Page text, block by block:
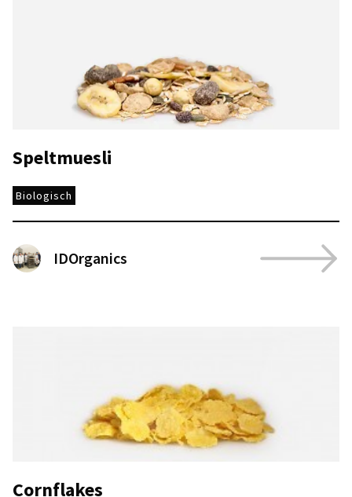
Speltmuesli
Biologisch
IDOrganics
Cornflakes